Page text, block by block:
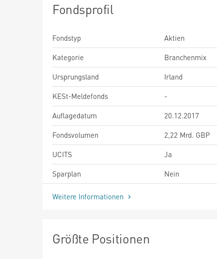
Fondsprofil
Fondstyp
Aktien
Kategorie
Branchenmix
Ursprungsland
Irland
KESt-Meldefonds
-
Auflagedatum
20.12.2017
Fondsvolumen
2,22 Mrd. GBP
UCITS
Ja
Sparplan
Nein
Weitere Informationen
Größte Positionen